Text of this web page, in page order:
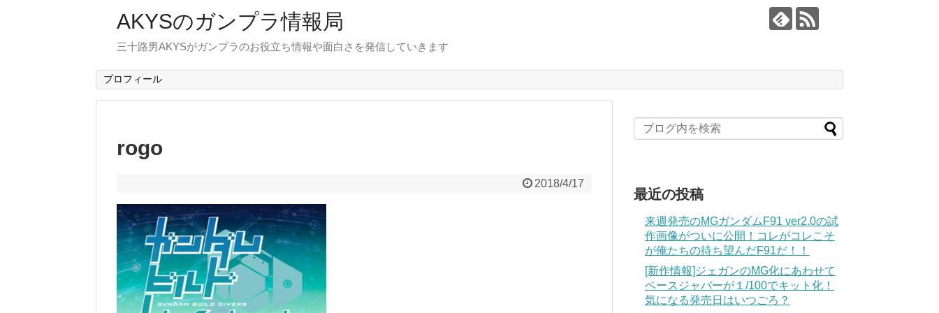
AKYSのガンプラ情報局
三十路男AKYSがガンプラのお役立ち情報や面白さを発信していきます
プロフィール
rogo
2018/4/17
最近の投稿
来週発売のMGガンダムF91 ver2.0の試
作画像がついに公開！コレがコレこそ
が俺たちの待ち望んだF91だ！！
[新作情報]ジェガンのMG化にあわせて
ベースジャバーが１/100でキット化！
気になる発売日はいつごろ？